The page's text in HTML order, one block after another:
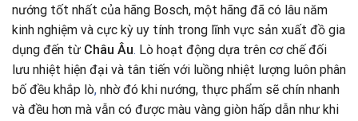
nướng tốt nhất của hãng Bosch, một hãng đã có lâu năm
kinh nghiệm và cực kỳ uy tính trong lĩnh vực sản xuất đồ gia
dụng đến từ Châu Âu. Lò hoạt động dựa trên cơ chế đối
lưu nhiệt hiện đại và tân tiến với luồng nhiệt lượng luôn phân
bố đều khắp lò, nhờ đó khi nướng, thực phẩm sẽ chín nhanh
và đều hơn mà vẫn có được màu vàng giòn hấp dẫn như khi